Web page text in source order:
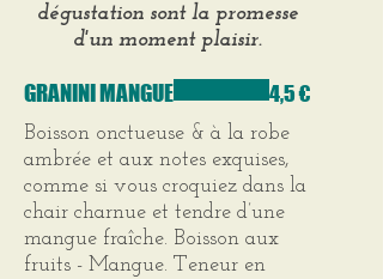
dégustation sont la promesse
d'un moment plaisir.
GRANINI MANGUE
Boisson onctueuse & à la robe
ambrée et aux notes exquises,
comme si vous croquiez dans la
chair charnue et tendre d’une
mangue fraîche. Boisson aux
fruits - Mangue. Teneur en
4,5 €